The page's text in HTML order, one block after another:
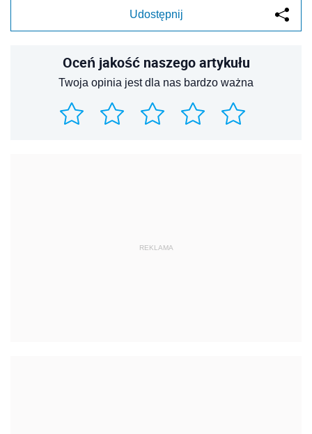
Udostępnij
Oceń jakość naszego artykułu
Twoja opinia jest dla nas bardzo ważna
REKLAMA